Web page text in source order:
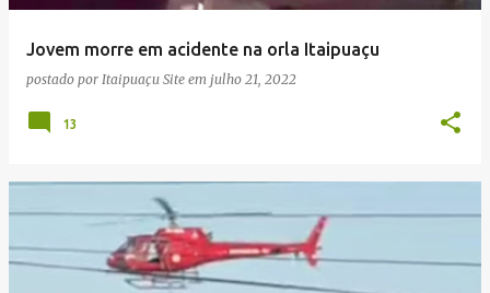
Jovem morre em acidente na orla Itaipuaçu
postado por Itaipuaçu Site em julho 21, 2022
13